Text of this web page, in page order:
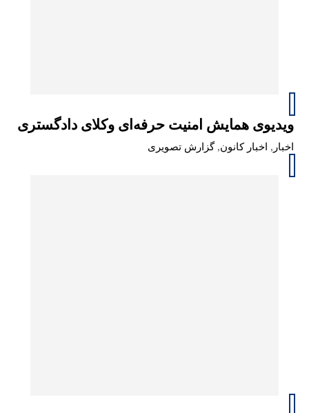
ویدیوی همایش امنیت حرفه‌ای وکلای دادگستری
اخبار , اخبار کانون,گزارش تصویری